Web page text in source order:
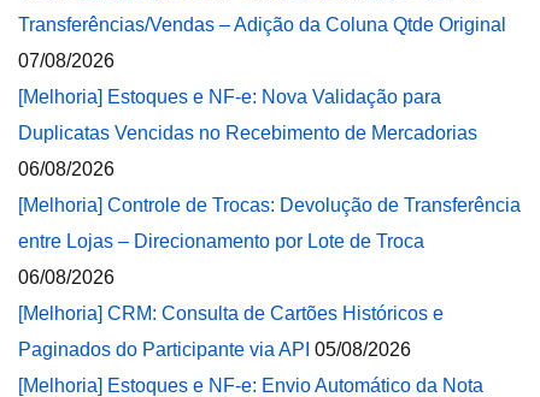
Transferências/Vendas – Adição da Coluna Qtde Original
07/08/2026
[Melhoria] Estoques e NF-e: Nova Validação para
Duplicatas Vencidas no Recebimento de Mercadorias
06/08/2026
[Melhoria] Controle de Trocas: Devolução de Transferência
entre Lojas – Direcionamento por Lote de Troca
06/08/2026
[Melhoria] CRM: Consulta de Cartões Históricos e
Paginados do Participante via API 05/08/2026
[Melhoria] Estoques e NF-e: Envio Automático da Nota